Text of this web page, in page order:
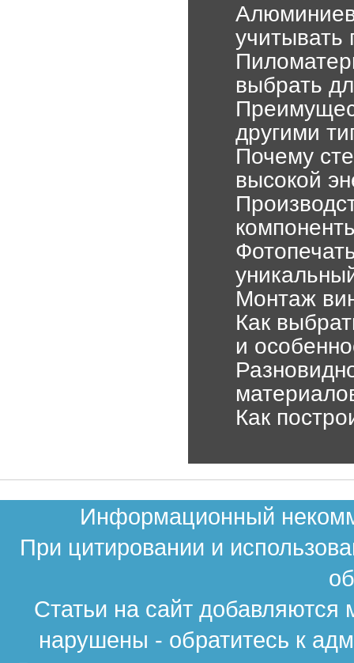
учитывать
выбрать
другими
Почему
высокой
Монтаж
Как
и
Как
Информационный
При цитировании и
Статьи на сайт
нарушены - обратитесь к